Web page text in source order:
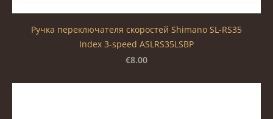
Ручка переключателя скоростей Shimano SL-RS35
Index 3-speed ASLRS35LSBP
€8.00